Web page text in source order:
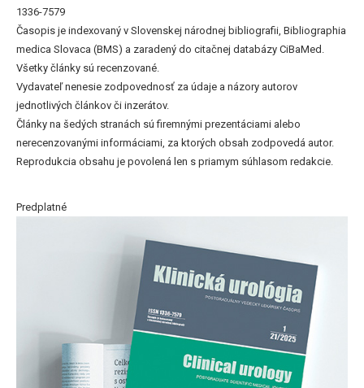
1336-7579
Časopis je indexovaný v Slovenskej národnej bibliografii, Bibliographia
medica Slovaca (BMS) a zaradený do citačnej databázy CiBaMed.
Všetky články sú recenzované.
Vydavateľ nenesie zodpovednosť za údaje a názory autorov
jednotlivých článkov či inzerátov.
Články na šedých stranách sú firemnými prezentáciami alebo
nerecenzovanými informáciami, za ktorých obsah zodpovedá autor.
Reprodukcia obsahu je povolená len s priamym súhlasom redakcie.
Predplatné